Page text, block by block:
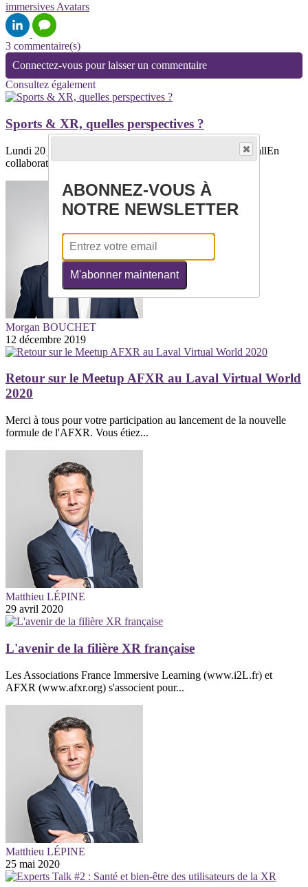
immersives Avatars
3 commentaire(s)
Connectez-vous pour laisser un commentaire
Consultez également
Sports & XR, quelles perspectives ?
Lundi 20 janvier à 14h à la Federation Française de FootballEn
collaboration avec la Federation...
Morgan BOUCHET
12 décembre 2019
Retour sur le Meetup AFXR au Laval Virtual World
2020
Merci à tous pour votre participation au lancement de la nouvelle
formule de l'AFXR. Vous étiez...
Matthieu LÉPINE
29 avril 2020
L'avenir de la filière XR française
Les Associations France Immersive Learning (www.i2L.fr) et
AFXR (www.afxr.org) s'associent pour...
Matthieu LÉPINE
25 mai 2020
ABONNEZ-VOUS À
NOTRE NEWSLETTER
M'abonner maintenant